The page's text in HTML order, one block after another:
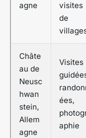
agne
visites
de
Châte
au de
Neusc
hwan
stein,
Allem
agne
Visites
ées,
aphie